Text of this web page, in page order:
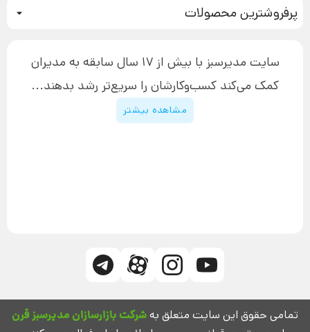
تبلیغ نویسی
افزایش عملکرد
چگونه کتاب بنویسیم
دوره اینستاگرام
آموزش دسترسی به دانلود فایل‌ها
پیگیری سفارش
پشتیبانی
قوانین و مقررات سایت
پرفروشترین محصولاتدوره جدید سیستم سازی
سایت مدیرسبز با بیش از 17 سال سابقه به مدیران
کمک می‌کند کسب‌و‌کارشان را سریع‌تر رشد بدهند...
مشاهده بیشتر
تمامی حقوق این سایت متعلق بهشرکت بازارسازان مدیرسبز قرن